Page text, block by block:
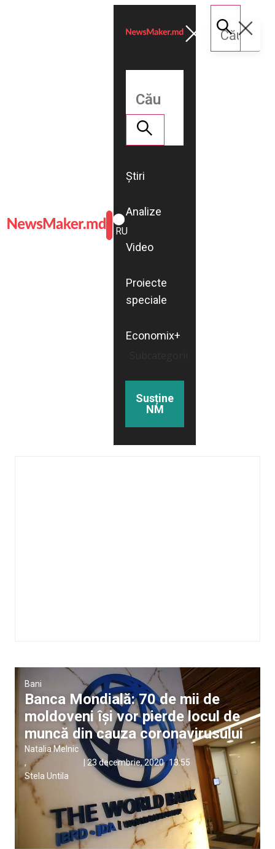
ROMÂNĂ
RU
Știri
Analize
Video
Proiecte
speciale
Economix+
Susține
NM
Bani
Banca Mondială: 70 de mii de
moldoveni își vor pierde locul de
muncă din cauza coronavirusului
Natalia Melnic
,
Stela Untila
23 decembrie, 2020 13:55